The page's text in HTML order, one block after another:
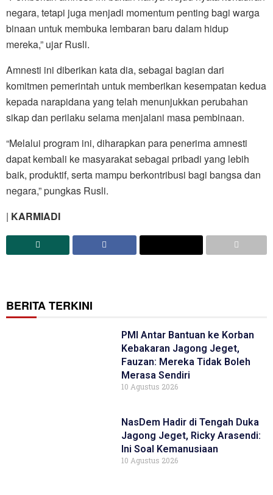
negara, tetapi juga menjadi momentum penting bagi warga
binaan untuk membuka lembaran baru dalam hidup
mereka,” ujar Rusli.
Amnesti ini diberikan kata dia, sebagai bagian dari
komitmen pemerintah untuk memberikan kesempatan kedua
kepada narapidana yang telah menunjukkan perubahan
sikap dan perilaku selama menjalani masa pembinaan.
“Melalui program ini, diharapkan para penerima amnesti
dapat kembali ke masyarakat sebagai pribadi yang lebih
baik, produktif, serta mampu berkontribusi bagi bangsa dan
negara,” pungkas Rusli.
| KARMIADI
BERITA TERKINI
PMI Antar Bantuan ke Korban
Kebakaran Jagong Jeget,
Fauzan: Mereka Tidak Boleh
Merasa Sendiri
10 Agustus 2026
NasDem Hadir di Tengah Duka
Jagong Jeget, Ricky Arasendi:
Ini Soal Kemanusiaan
10 Agustus 2026